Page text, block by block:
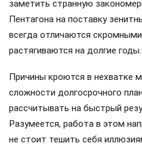
заметить странную
Пентагона на поставку
всегда отличаются
растягиваются на долгие годы.
Причины кроются в нехватке
сложности долгосрочного
рассчитывать на быстрый
Разумеется, работа в этом
не стоит тешить себя